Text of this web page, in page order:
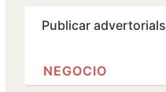
Publicar advertorials
NEGOCIO